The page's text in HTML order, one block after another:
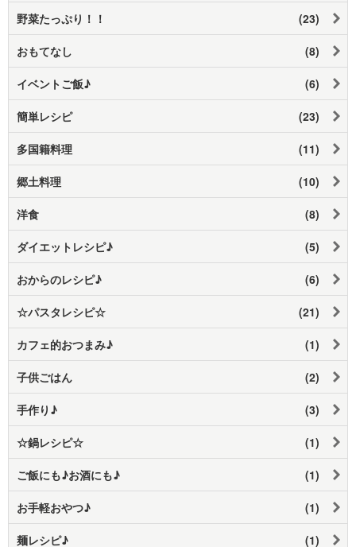
野菜たっぷり！！ (23)
おもてなし (8)
イベントご飯♪ (6)
簡単レシピ (23)
多国籍料理 (11)
郷土料理 (10)
洋食 (8)
ダイエットレシピ♪ (5)
おからのレシピ♪ (6)
☆パスタレシピ☆ (21)
カフェ的おつまみ♪ (1)
子供ごはん (2)
手作り♪ (3)
☆鍋レシピ☆ (1)
ご飯にも♪お酒にも♪ (1)
お手軽おやつ♪ (1)
麺レシピ♪ (1)